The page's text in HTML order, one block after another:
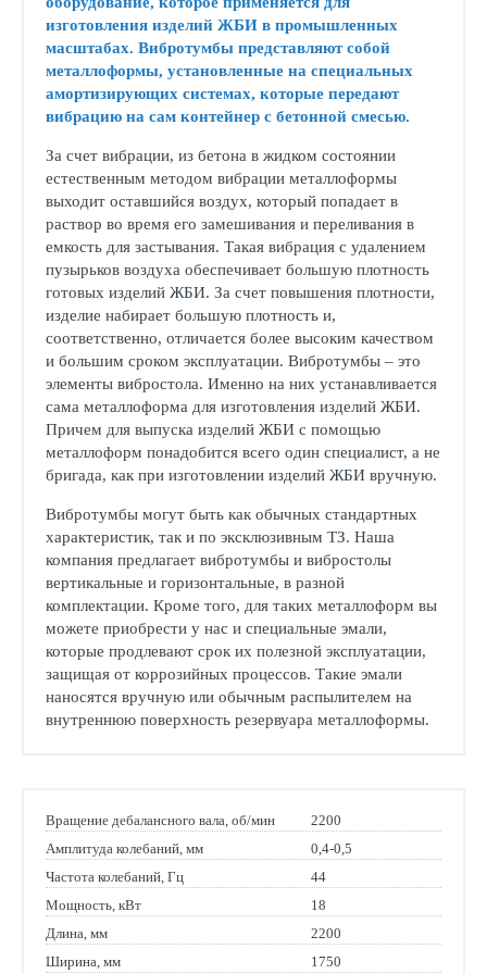
изготовления изделий ЖБИ в промышленных
масштабах. Вибротумбы представляют собой
металлоформы, установленные на специальных
амортизирующих системах, которые передают
вибрацию на сам контейнер с бетонной смесью.
За счет вибрации, из бетона в жидком состоянии
естественным методом вибрации металлоформы
выходит оставшийся воздух, который попадает в
раствор во время его замешивания и переливания в
емкость для застывания. Такая вибрация с удалением
пузырьков воздуха обеспечивает большую плотность
готовых изделий ЖБИ. За счет повышения плотности,
изделие набирает большую плотность и,
соответственно, отличается более высоким качеством
и большим сроком эксплуатации. Вибротумбы – это
элементы вибростола. Именно на них устанавливается
сама металлоформа для изготовления изделий ЖБИ.
Причем для выпуска изделий ЖБИ с помощью
металлоформ понадобится всего один специалист, а не
бригада, как при изготовлении изделий ЖБИ вручную.
Вибротумбы могут быть как обычных стандартных
характеристик, так и по эксклюзивным ТЗ. Наша
компания предлагает вибротумбы и вибростолы
вертикальные и горизонтальные, в разной
комплектации. Кроме того, для таких металлоформ вы
можете приобрести у нас и специальные эмали,
которые продлевают срок их полезной эксплуатации,
защищая от коррозийных процессов. Такие эмали
наносятся вручную или обычным распылителем на
внутреннюю поверхность резервуара металлоформы.
Вращение дебалансного вала, об/мин
2200
Амплитуда колебаний, мм
0,4-0,5
Частота колебаний, Гц
44
Мощность, кВт
18
Длина, мм
2200
Ширина, мм
1750